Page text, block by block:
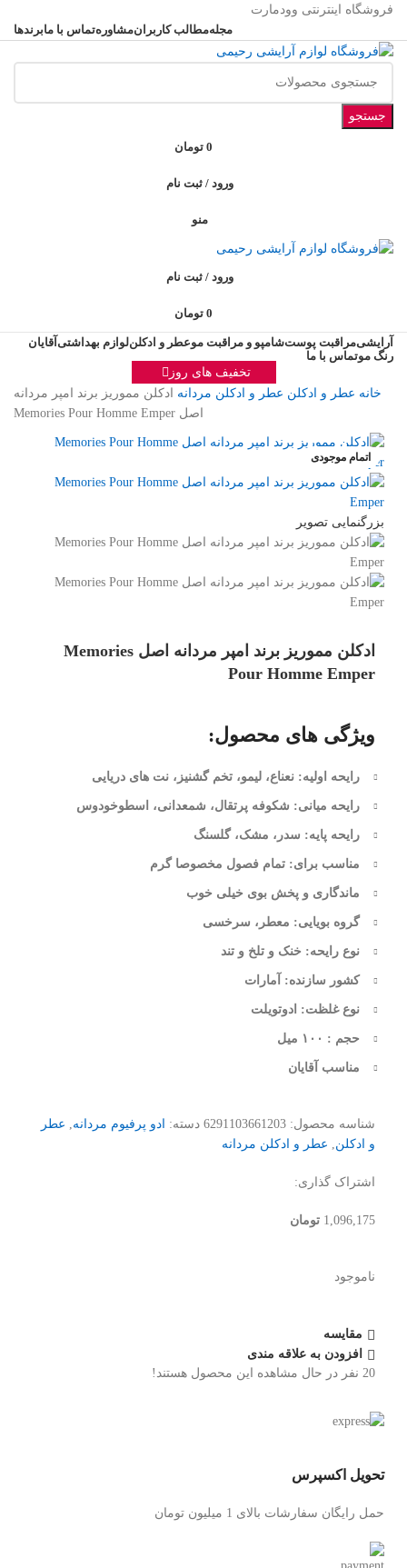
فروشگاه اینترنتی وودمارت
مجلهمطالب کاربرانمشاورهتماس با مابرندها
جستجو
0 تومان
ورود / ثبت نام
منو
ورود / ثبت نام
0 تومان
آرایشیمراقبت پوستشامپو و مراقبت موعطر و ادکلنلوازم بهداشتیآقایان
رنگ موتماس با ما
تخفیف های روز
خانه عطر و ادکلن عطر و ادکلن مردانه ادکلن مموریز برند امپر مردانه
اصل Memories Pour Homme Emper
اتمام موجودی
بزرگنمایی تصویر
ادکلن مموریز برند امپر مردانه اصل Memories
Pour Homme Emper
ویژگی های محصول:
رایحه اولیه: نعناع، لیمو، تخم گشنیز، نت های دریایی
رایحه میانی: شکوفه پرتقال، شمعدانی، اسطوخودوس
رایحه پایه: سدر، مشک، گلسنگ
مناسب برای: تمام فصول مخصوصا گرم
ماندگاری و پخش بوی خیلی خوب
گروە بویایی: معطر، سرخسی
نوع رایحە: خنک و تلخ و تند
کشور سازنده: آمارات
نوع غلظت: ادوتویلت
حجم : ۱۰۰ میل
مناسب آقایان
شناسه محصول: 6291103661203 دسته: ادو پرفیوم مردانه, عطر
و ادکلن, عطر و ادکلن مردانه
اشتراک گذاری:
1,096,175 تومان
ناموجود
مقایسه
افزودن به علاقه مندی
20 نفر در حال مشاهده این محصول هستند!
تحویل اکسپرس
حمل رایگان سفارشات بالای 1 میلیون تومان